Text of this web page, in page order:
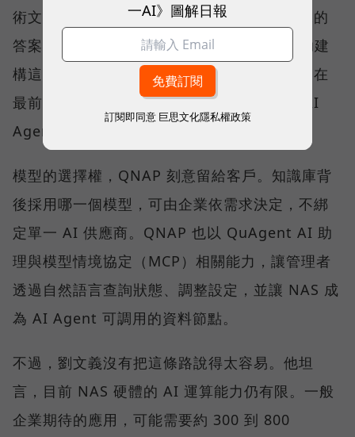
術文件中取回相關內容，再產生附有來源依據的
答案。QNAP 以 Qsirch 的語意搜尋能力協助建
構這類應用，協助企業建立私有知識庫；而走在
最前面的少數企業，則已經嘗試地端推論與 AI
Agent。
模型的選擇權，QNAP 刻意留給客戶。知識庫背
後採用哪一個模型，可由企業依需求決定，不綁
定單一 AI 供應商。QNAP 也以 QuAgent AI 助
理與模型情境協定（MCP）相關能力，讓管理者
透過自然語言查詢狀態、調整設定，並讓 NAS 成
為 AI Agent 可調用的資料節點。
不過，劉文義沒有把這條路說得太容易。他坦
言，目前 NAS 硬體的 AI 運算能力仍有限。一般
企業期待的應用，可能需要約 300 到 800
一AI》圖解日報
訂閱即同意 巨思文化隱私權政策